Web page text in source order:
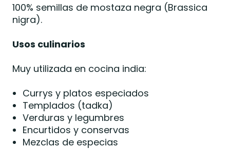
100% semillas de mostaza negra (Brassica
nigra).
Usos culinarios
Muy utilizada en cocina india:
Currys y platos especiados
Templados (tadka)
Verduras y legumbres
Encurtidos y conservas
Mezclas de especias